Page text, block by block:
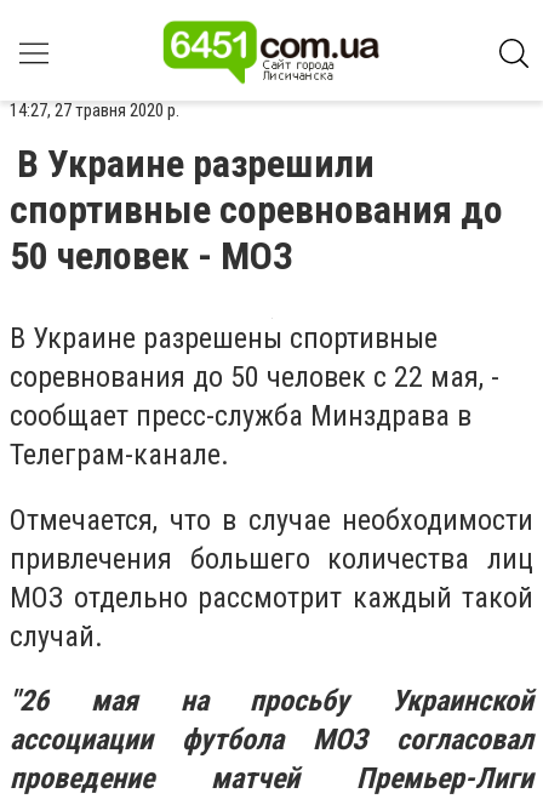
14:27, 27 травня 2020 р.
В Украине разрешили
спортивные соревнования до
50 человек - МОЗ
В Украине разрешены спортивные
соревнования до 50 человек с 22 мая, -
сообщает пресс-служба Минздрава в
Телеграм-канале.
Отмечается, что в случае необходимости
привлечения большего количества лиц
МОЗ отдельно рассмотрит каждый такой
случай.
"26 мая на просьбу Украинской
ассоциации футбола МОЗ согласовал
проведение матчей Премьер-Лиги